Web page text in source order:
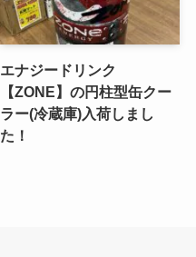
エナジードリンク
【ZONE】の円柱型缶クー
ラー(冷蔵庫)入荷しまし
た！